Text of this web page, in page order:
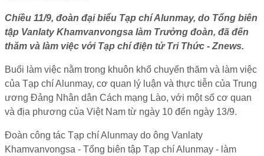
Chiều 11/9, đoàn đại biểu Tạp chí Alunmay, do Tổng biên
tập Vanlaty Khamvanvongsa làm Trưởng đoàn, đã đến
thăm và làm việc với Tạp chí điện tử Tri Thức - Znews.
Buổi làm việc nằm trong khuôn khổ chuyến thăm và làm việc
của Tạp chí Alunmay, cơ quan lý luận và thực tiễn của Trung
ương Đảng Nhân dân Cách mạng Lào, với một số cơ quan
và địa phương của Việt Nam từ ngày 10 đến ngày 13/9.
Đoàn công tác Tạp chí Alunmay do ông Vanlaty
Khamvanvongsa - Tổng biên tập Tạp chí Alunmay - làm